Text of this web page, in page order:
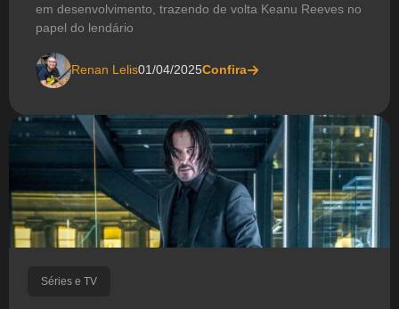
em desenvolvimento, trazendo de volta Keanu Reeves no
papel do lendário
Renan Lelis01/04/2025Confira
Séries e TV